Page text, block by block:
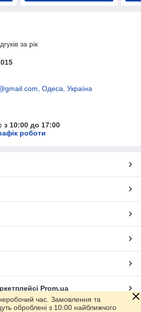
за рік
Одеса, Україна
з 10:00 до 17:00
роботи
Prom.ua
час. Замовлення та
оброблені з 10:00 найближчого